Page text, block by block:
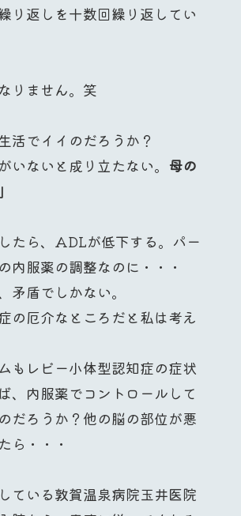
り返しを十数回繰り返してい
りません。笑
活でイイのだろうか？
いないと成り立たない。 母の
たら、ADLが低下する。パー
内服薬の調整なのに・・・
矛盾でしかない。
の厄介なところだと私は考え
もレビー小体型認知症の症状
、内服薬でコントロールして
だろうか？他の脳の部位が悪
ら・・・
ている敦賀温泉病院玉井医院